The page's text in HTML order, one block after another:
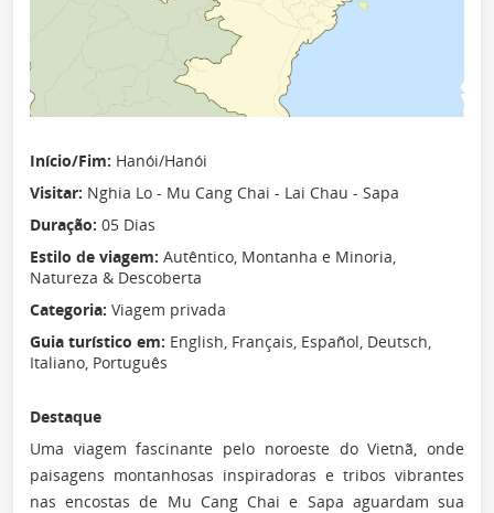
Início/Fim: Hanói/Hanói
Visitar: Nghia Lo - Mu Cang Chai - Lai Chau - Sapa
Duração: 05 Dias
Estilo de viagem: Autêntico, Montanha e Minoria,
Natureza & Descoberta
Categoria: Viagem privada
Guia turístico em: English, Français, Español, Deutsch,
Italiano, Português
Destaque
Uma viagem fascinante pelo noroeste do Vietnã, onde
paisagens montanhosas inspiradoras e tribos vibrantes
nas encostas de Mu Cang Chai e Sapa aguardam sua